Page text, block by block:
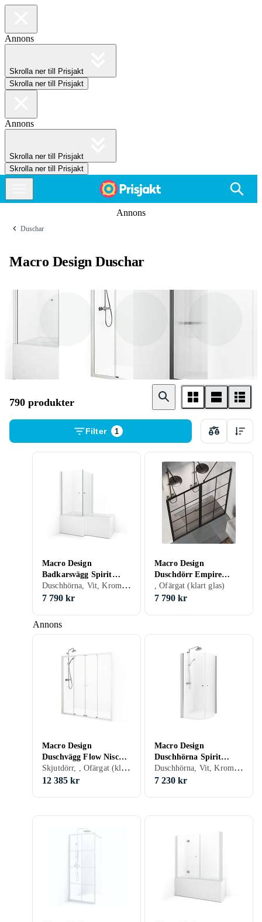
Annons
Skrolla ner till Prisjakt
Skrolla ner till Prisjakt
Annons
Skrolla ner till Prisjakt
Skrolla ner till Prisjakt
Annons
Duschar
Macro Design Duschar
790 produkter
Filter 1
Annons
Macro Design
Badkarsvägg Spirit
Hörna 83x83
Duschhörna, Vit, Krom, Ofärgat (klart glas), 83 cm
7 790 kr
Macro Design
Duschdörr Empire
Nisch med Spröjs
DENI102SSKL
, Ofärgat (klart glas)
7 790 kr
Macro Design
Duschvägg Flow Nisch
4D 125
Skjutdörr, , Ofärgat (klart glas), 125 cm
12 385 kr
Macro Design
Duschhörna Spirit
Rund 90x90
Duschhörna, Vit, Krom, Aluminium, Ofärgat (klart glas), Grå/Rök/Tonat, 90 cm
7 230 kr